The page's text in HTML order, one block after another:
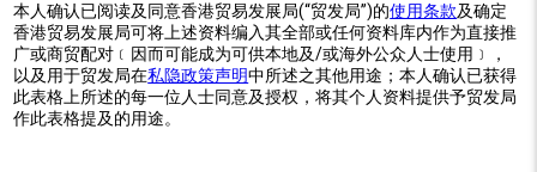
本人确认已阅读及同意香港贸易发展局(“贸发局”)的使用条款及确定
香港贸易发展局可将上述资料编入其全部或任何资料库内作为直接推
广或商贸配对﹝因而可能成为可供本地及/或海外公众人士使用﹞，
以及用于贸发局在私隐政策声明中所述之其他用途；本人确认已获得
此表格上所述的每一位人士同意及授权，将其个人资料提供予贸发局
作此表格提及的用途。